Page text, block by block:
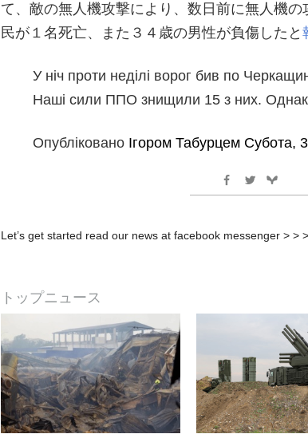
て、敵の無人機攻撃により、数日前に無人機
民が１名死亡、また３４歳の男性が負傷したと
У ніч проти неділі ворог бив по
Наші сили ППО знищили 15 з них.
Опубліковано Ігором Табурцем Субота,
Let’s get started read our news at facebook messenger > > >
トップニュース